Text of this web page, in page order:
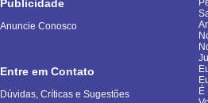
Publicidade
Anuncie Conosco
Entre em Contato
Dúvidas, Críticas e Sugestões
É